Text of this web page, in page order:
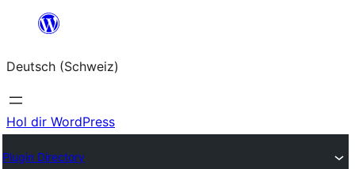
springen
Deutsch (Schweiz)
Hol dir WordPress
Plugin Directory